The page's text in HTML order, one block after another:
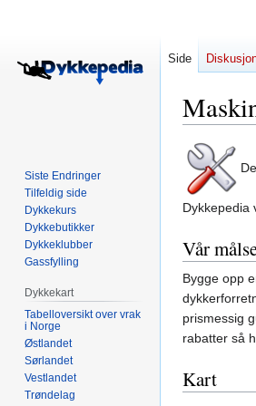
Hopp
til
navigering
Hopp
til
søk
Dykkepedia
Vår
Bygge opp
prismessig
rabatter så
Kart
Side
Siste Endringer
Tilfeldig side
Dykkekurs
Dykkebutikker
Dykkeklubber
Gassfylling
Dykkekart
Tabelloversikt over vrak
i Norge
Østlandet
Sørlandet
Vestlandet
Trøndelag